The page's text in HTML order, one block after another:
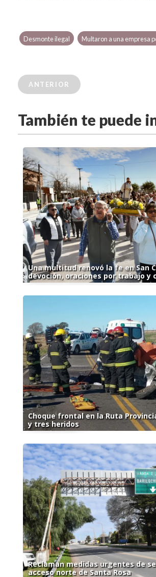
Desmonte ilegal Multaron a una empresa
ANTERIOR
También te puede
Una multitud renovó la fe en San
devoción, oraciones por trabajo y
Choque frontal en la Ruta
y tres heridos
Reclaman medidas urgentes de
acceso norte de Santa Rosa